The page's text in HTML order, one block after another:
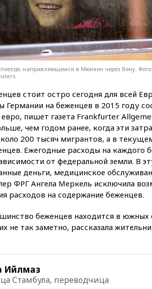
направляющемся в Мюнхен через Вену. Фото:
стоит остро сегодня для всей
на беженцев в 2015 году
пишет газета Frankfurter
чем годом ранее, когда эти
200 тысяч мигрантов, а в
Ежегодные расходы на каждого
от федеральной земли. В
деньги, медицинское
ФРГ Ангела Меркель исключила
расходов на содержание беженцев.
беженцев находится в
не так заметно, рассказала
Ийлмаз
Стамбула, переводчица